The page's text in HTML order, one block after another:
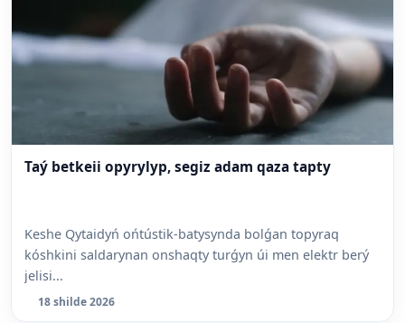
Taý betkeii opyrylyp, segiz adam qaza tapty
Keshe Qytaidyń ońtústik-batysynda bolǵan topyraq
kóshkini saldarynan onshaqty turǵyn úi men elektr berý
jelisi...
18 shilde 2026